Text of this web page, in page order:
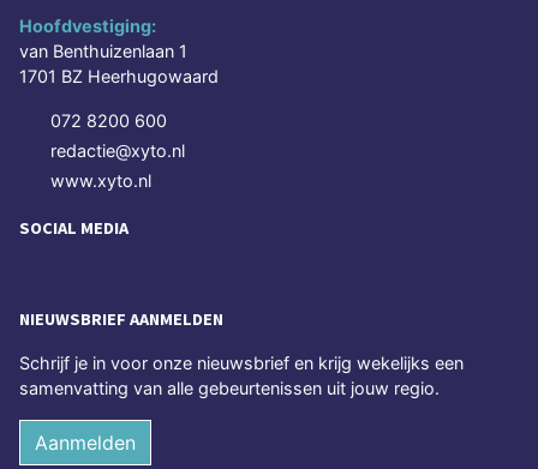
Hoofdvestiging:
van Benthuizenlaan 1
1701 BZ Heerhugowaard
072 8200 600
redactie@xyto.nl
www.xyto.nl
SOCIAL MEDIA
NIEUWSBRIEF AANMELDEN
Schrijf je in voor onze nieuwsbrief en krijg wekelijks een
samenvatting van alle gebeurtenissen uit jouw regio.
Aanmelden